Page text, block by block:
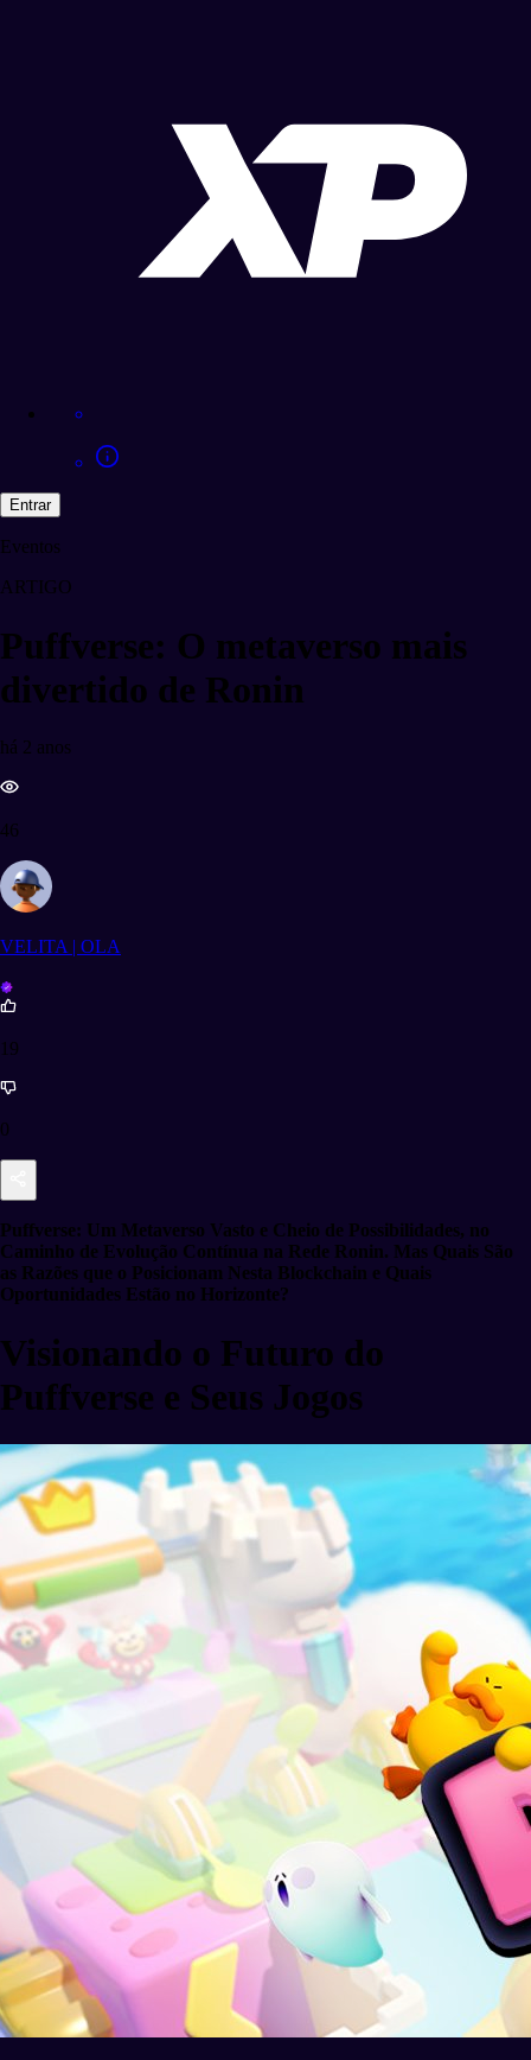
Entrar
Eventos
ARTIGO
Puffverse: O metaverso mais
divertido de Ronin
há 2 anos
46
VELITA | OLA
19
0
Puffverse: Um Metaverso Vasto e Cheio de Possibilidades, no
Caminho de Evolução Contínua na Rede Ronin. Mas Quais São
as Razões que o Posicionam Nesta Blockchain e Quais
Oportunidades Estão no Horizonte?
Visionando o Futuro do
Puffverse e Seus Jogos